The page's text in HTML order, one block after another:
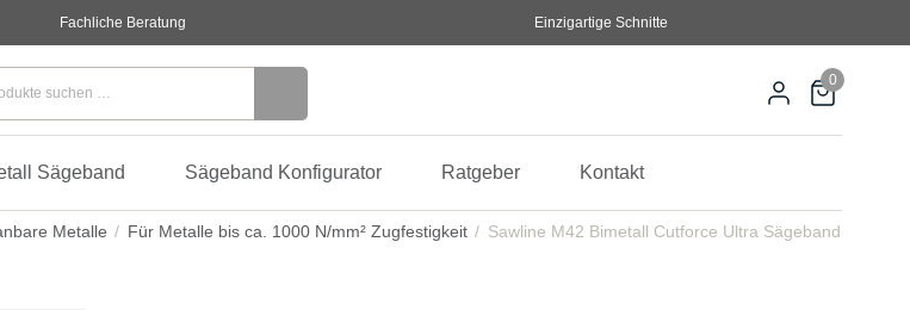
Fachliche Beratung Einzigartige Schnitte
Sägeband Sägeband Konfigurator Ratgeber Kontakt
0
Metalle Für Metalle bis ca. 1000 N/mm² Zugfestigkeit
Sawline M42 Bimetall Cutforce Ultra Sägeband